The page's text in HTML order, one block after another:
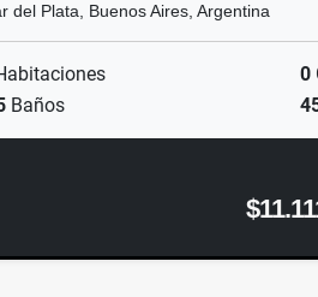
del Plata, Buenos Aires, Argentina
0
Baños